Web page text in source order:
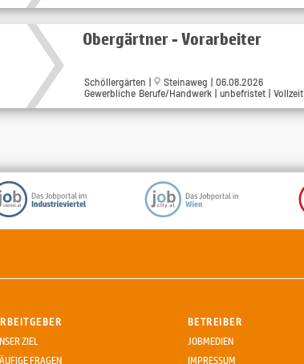
Obergärtner - Vorarbeiter
Schöllergärten |
Steinaweg | 06.08.2026
Gewerbliche Berufe/Handwerk | unbefristet | Vollzeit
ZIEL
FRAGEN
BETREIBER
JOBMEDIEN
IMPRESSUM